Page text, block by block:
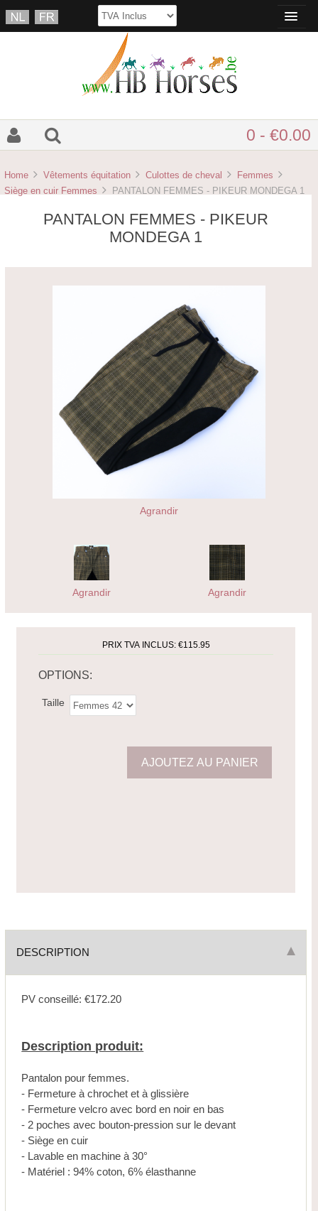
0 - €0.00
Home Vêtements équitation Culottes de cheval
Femmes
Siège en cuir Femmes
PANTALON FEMMES - PIKEUR MONDEGA 1
PANTALON FEMMES - PIKEUR
MONDEGA 1
Agrandir
Agrandir Agrandir
PRIX TVA INCLUS: €115.95
OPTIONS:
Taille
DESCRIPTION
PV conseillé: €172.20
Description produit:
Pantalon pour femmes.
- Fermeture à chrochet et à glissière
- Fermeture velcro avec bord en noir en bas
- 2 poches avec bouton-pression sur le devant
- Siège en cuir
- Lavable en machine à 30°
- Matériel : 94% coton, 6% élasthanne